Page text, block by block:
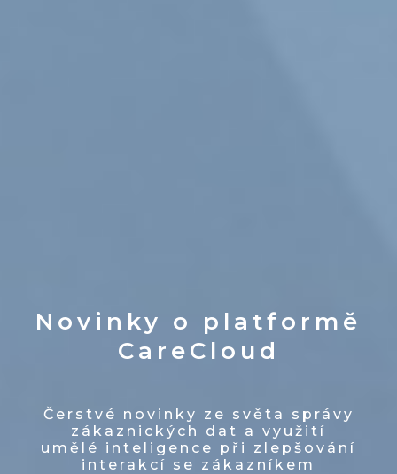
Novinky o platformě
CareCloud
Čerstvé novinky ze světa správy
zákaznických dat a využití
umělé inteligence při zlepšování
interakcí se zákazníkem